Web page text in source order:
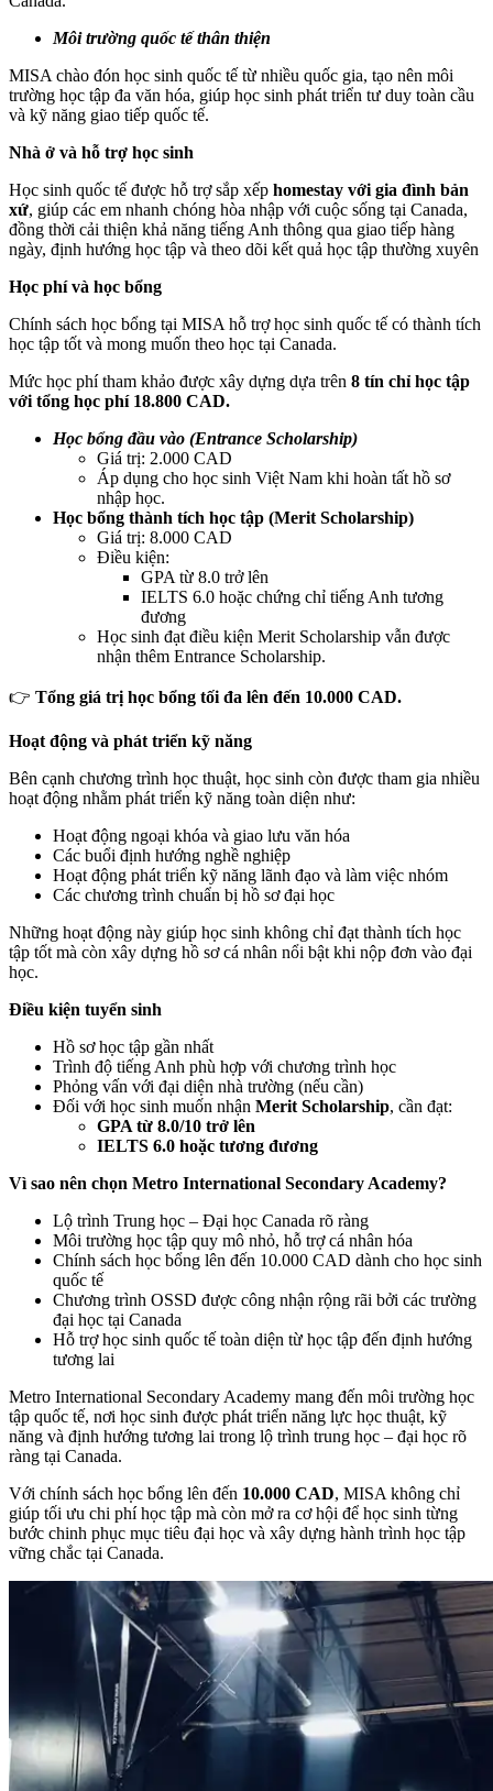
Môi trường quốc tế thân thiện
MISA chào đón học sinh quốc tế từ nhiều quốc gia, tạo nên môi
trường học tập đa văn hóa, giúp học sinh phát triển tư duy toàn cầu
và kỹ năng giao tiếp quốc tế.
Nhà ở và hỗ trợ học sinh
Học sinh quốc tế được hỗ trợ sắp xếp homestay với gia đình bản
xứ, giúp các em nhanh chóng hòa nhập với cuộc sống tại Canada,
đồng thời cải thiện khả năng tiếng Anh thông qua giao tiếp hàng
ngày, định hướng học tập và theo dõi kết quả học tập thường xuyên
Học phí và học bổng
Chính sách học bổng tại MISA hỗ trợ học sinh quốc tế có thành tích
học tập tốt và mong muốn theo học tại Canada.
Mức học phí tham khảo được xây dựng dựa trên 8 tín chỉ học tập
với tổng học phí 18.800 CAD.
Học bổng đầu vào (Entrance Scholarship)
Giá trị: 2.000 CAD
Áp dụng cho học sinh Việt Nam khi hoàn tất hồ sơ
nhập học.
Học bổng thành tích học tập (Merit Scholarship)
Giá trị: 8.000 CAD
Điều kiện:
GPA từ 8.0 trở lên
IELTS 6.0 hoặc chứng chỉ tiếng Anh tương
đương
Học sinh đạt điều kiện Merit Scholarship vẫn được
nhận thêm Entrance Scholarship.
👉 Tổng giá trị học bổng tối đa lên đến 10.000 CAD.
Hoạt động và phát triển kỹ năng
Bên cạnh chương trình học thuật, học sinh còn được tham gia nhiều
hoạt động nhằm phát triển kỹ năng toàn diện như:
Hoạt động ngoại khóa và giao lưu văn hóa
Các buổi định hướng nghề nghiệp
Hoạt động phát triển kỹ năng lãnh đạo và làm việc nhóm
Các chương trình chuẩn bị hồ sơ đại học
Những hoạt động này giúp học sinh không chỉ đạt thành tích học
tập tốt mà còn xây dựng hồ sơ cá nhân nổi bật khi nộp đơn vào đại
học.
Điều kiện tuyển sinh
Hồ sơ học tập gần nhất
Trình độ tiếng Anh phù hợp với chương trình học
Phỏng vấn với đại diện nhà trường (nếu cần)
Đối với học sinh muốn nhận Merit Scholarship, cần đạt:
GPA từ 8.0/10 trở lên
IELTS 6.0 hoặc tương đương
Vì sao nên chọn Metro International Secondary Academy?
Lộ trình Trung học – Đại học Canada rõ ràng
Môi trường học tập quy mô nhỏ, hỗ trợ cá nhân hóa
Chính sách học bổng lên đến 10.000 CAD dành cho học sinh
quốc tế
Chương trình OSSD được công nhận rộng rãi bởi các trường
đại học tại Canada
Hỗ trợ học sinh quốc tế toàn diện từ học tập đến định hướng
tương lai
Metro International Secondary Academy mang đến môi trường học
tập quốc tế, nơi học sinh được phát triển năng lực học thuật, kỹ
năng và định hướng tương lai trong lộ trình trung học – đại học rõ
ràng tại Canada.
Với chính sách học bổng lên đến 10.000 CAD, MISA không chỉ
giúp tối ưu chi phí học tập mà còn mở ra cơ hội để học sinh từng
bước chinh phục mục tiêu đại học và xây dựng hành trình học tập
vững chắc tại Canada.